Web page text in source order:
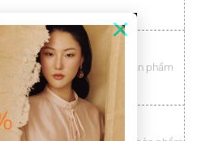
×
HÀNG THÂN THIẾT
hài lòng toàn vẹn từ sản phẩm
CHÓNG